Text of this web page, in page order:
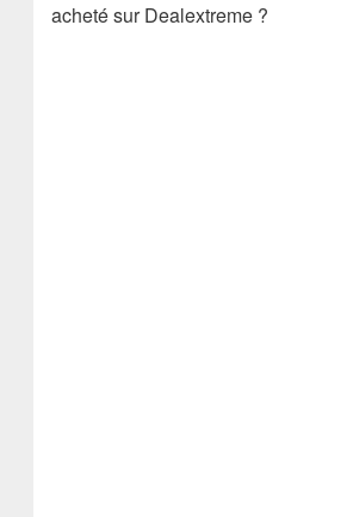
acheté sur Dealextreme ?